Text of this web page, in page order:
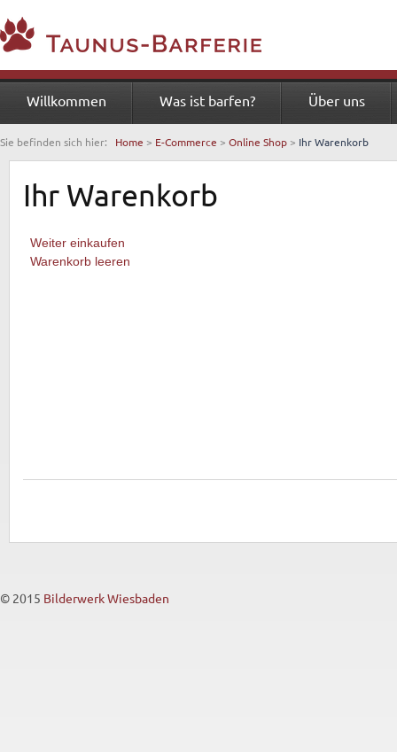
Willkommen Was ist barfen? Über uns
Sie befinden sich hier: Home > E-Commerce > Online Shop > Ihr Warenkorb
Ihr Warenkorb
Weiter einkaufen
Warenkorb leeren
© 2015 Bilderwerk Wiesbaden